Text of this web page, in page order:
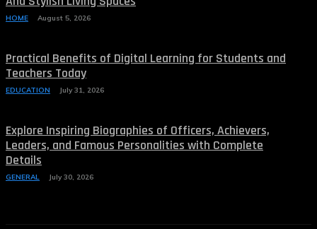
HOME August 5, 2026
Practical Benefits of Digital Learning for Students and
Teachers Today
EDUCATION July 31, 2026
Explore Inspiring Biographies of Officers, Achievers,
Leaders, and Famous Personalities with Complete
Details
GENERAL July 30, 2026